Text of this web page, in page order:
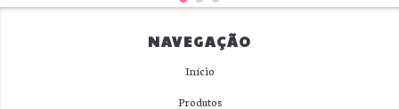
NAVEGAÇÃO
Início
Produtos